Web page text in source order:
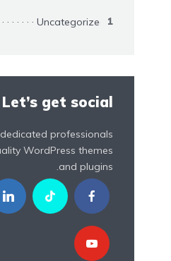
Uncategorized 1
Let’s get social
professionals
WordPress themes
and plugins.